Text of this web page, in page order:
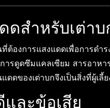
สำหรับเต่าบ
ที่ต้องการแสงแดดเพื่อการดำ
รดูดซึมแคลเซียม สารอาหา
ดของเต่าบกจึงเป็นสิ่งที่ผู้เลี้ย
ละข้อเสีย